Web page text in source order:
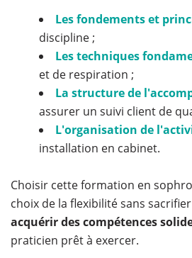
Les fondements et
discipline ;
Les techniques
et de respiration ;
La structure de
assurer un suivi client de
L'organisation de
installation en cabinet.
Choisir cette formation en
choix de la flexibilité sans
acquérir des compétences
praticien prêt à exercer.